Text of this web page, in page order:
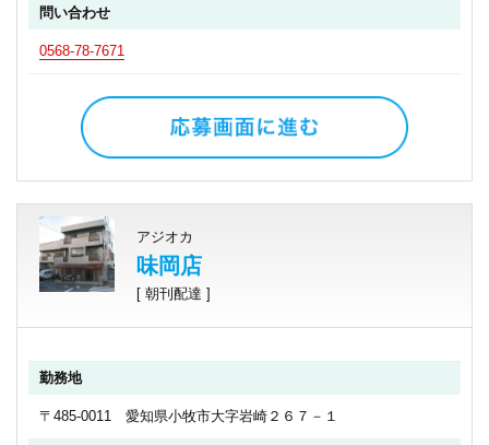
問い合わせ
0568-78-7671
アジオカ
味岡店
[ 朝刊配達 ]
勤務地
〒485-0011 愛知県小牧市大字岩崎２６７－１